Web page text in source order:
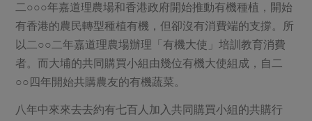
二○○○年嘉道理農場和香港政府開始推動有機種植，開始
有香港的農民轉型種植有機，但卻沒有消費端的支撐。所
以二○○二年嘉道理農場辦理「有機大使」培訓教育消費
者。而大埔的共同購買小組由幾位有機大使組成，自二
○○四年開始共購農友的有機蔬菜。
八年中來來去去約有七百人加入共同購買小組的共購行